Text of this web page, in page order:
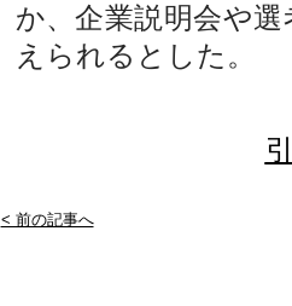
か、企業説明会や
えられるとした。
< 前の記事へ